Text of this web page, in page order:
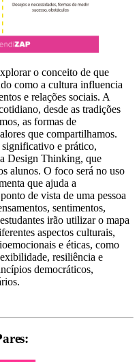
o conceito de que
como a cultura influencia
e relações sociais. A
desde as tradições
as formas de
que compartilhamos.
significativo e prático,
Design Thinking, que
alunos. O foco será no uso
que ajuda a
de vista de uma pessoa
sentimentos,
irão utilizar o mapa
aspectos culturais,
e éticas, como
resiliência e
democráticos,
: